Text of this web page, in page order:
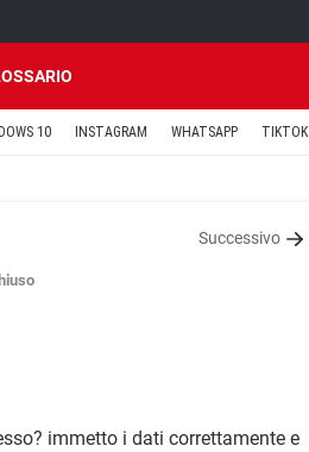
10 INSTAGRAM WHATSAPP TIKTOK
Successivo
immetto i dati correttamente e